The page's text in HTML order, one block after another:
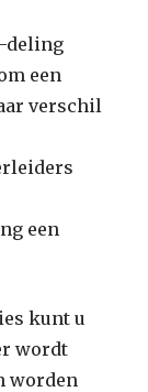
deling
een
verschil
een
kunt u
wordt
worden